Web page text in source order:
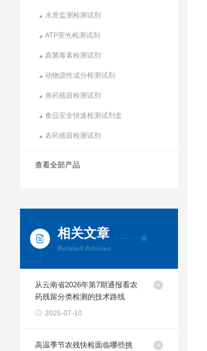
水质监测检测试剂
ATP荧光检测试剂
真菌毒素检测试剂
动物源性成分检测试剂
兽药残留检测试剂
食品安全快速检测试剂盒
农药残留检测试剂
查看全部产品
相关文章
Related Articles
从云南省2026年第7期通报看农
药残留分类检测的技术路线
2026-07-10
高温季节农残快检面临哪些挑